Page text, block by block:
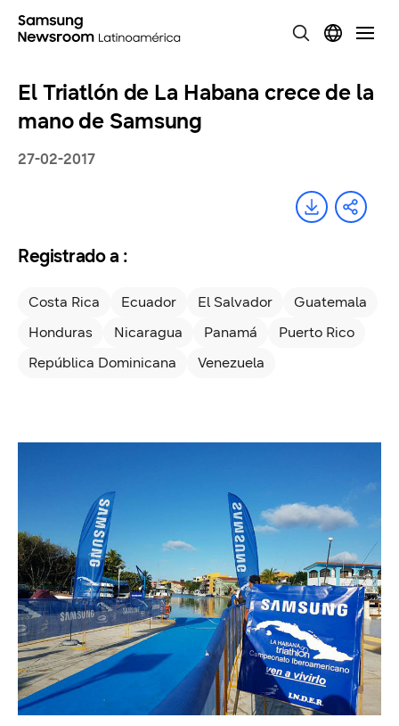
El Triatlón de La Habana crece de la
mano de Samsung
27-02-2017
Registrado a :
Costa Rica Ecuador El Salvador
Guatemala
Honduras
Nicaragua Panamá
Puerto Rico
República Dominicana
Venezuela